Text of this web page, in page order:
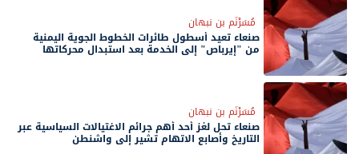
مُسَرْنَم بن نبهان
صنعاء تعيد أسطول طائرات الخطوط الجوية اليمنية
من "إيرباص" إلى الخدمة بعد استبدال محركاتها
مُسَرْنَم بن نبهان
صنعاء تحل لغز أحد أهم جرائم الاغتيالات السياسية عبر
التاريخ وأصابع الاتهام تشير إلى واشنطن